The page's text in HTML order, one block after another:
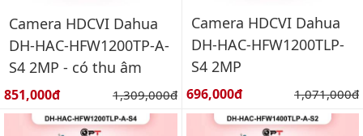
Camera HDCVI Dahua
DH-HAC-HFW1200TP-A-
S4 2MP - có thu âm
Giá bán:
851,000đ Giá gốc:
1,309,000đ
Camera HDCVI Dahua
DH-HAC-HFW1200TLP-
S4 2MP
Giá bán:
696,000đ Giá gốc:
1,071,000đ